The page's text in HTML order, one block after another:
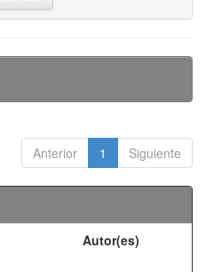
Anterior 1 Siguiente
Autor(es)